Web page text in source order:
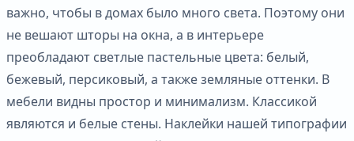
важно, чтобы в домах было много света. Поэтому они
не вешают шторы на окна, а в интерьере
преобладают светлые пастельные цвета: белый,
бежевый, персиковый, а также земляные оттенки. В
мебели видны простор и минимализм. Классикой
являются и белые стены. Наклейки нашей типографии